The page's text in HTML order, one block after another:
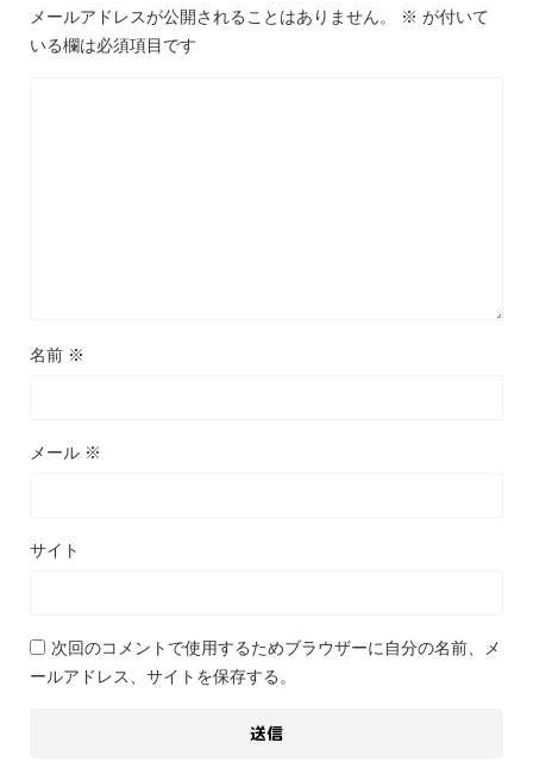
メールアドレスが公開されることはありません。 ※ が付いて
いる欄は必須項目です
名前 ※
メール ※
サイト
次回のコメントで使用するためブラウザーに自分の名前、メ
ールアドレス、サイトを保存する。